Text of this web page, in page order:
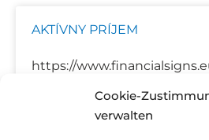
Cookie-
verwalten
AKTÍVNY PRÍJEM
https://
„Tento príjem získavate
činnosti.Napríklad: prácou“